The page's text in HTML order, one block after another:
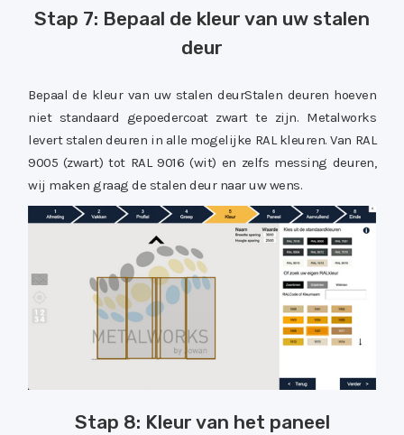
Stap 7: Bepaal de kleur van uw stalen
deur
Bepaal de kleur van uw stalen deurStalen deuren hoeven
niet standaard gepoedercoat zwart te zijn. Metalworks
levert stalen deuren in alle mogelijke RAL kleuren. Van RAL
9005 (zwart) tot RAL 9016 (wit) en zelfs messing deuren,
wij maken graag de stalen deur naar uw wens.
Stap 8: Kleur van het paneel